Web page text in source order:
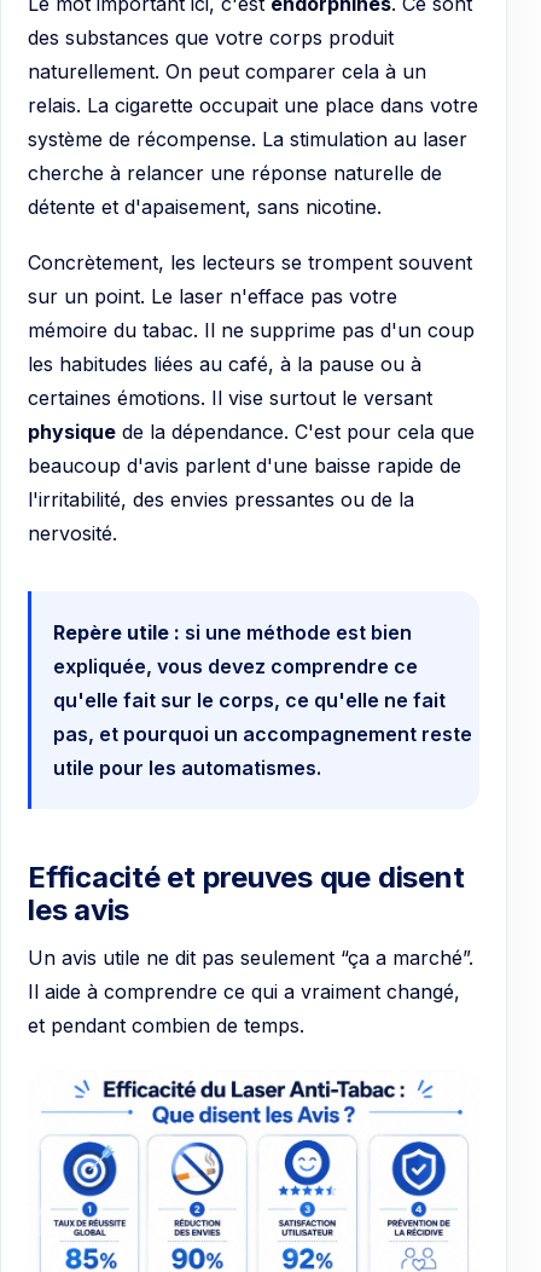
des substances que votre corps produit
naturellement. On peut comparer cela à un
relais. La cigarette occupait une place dans votre
système de récompense. La stimulation au laser
cherche à relancer une réponse naturelle de
détente et d'apaisement, sans nicotine.
Concrètement, les lecteurs se trompent souvent
sur un point. Le laser n'efface pas votre
mémoire du tabac. Il ne supprime pas d'un coup
les habitudes liées au café, à la pause ou à
certaines émotions. Il vise surtout le versant
physique de la dépendance. C'est pour cela que
beaucoup d'avis parlent d'une baisse rapide de
l'irritabilité, des envies pressantes ou de la
nervosité.
Repère utile : si une méthode est bien
expliquée, vous devez comprendre ce
qu'elle fait sur le corps, ce qu'elle ne fait
pas, et pourquoi un accompagnement reste
utile pour les automatismes.
Efficacité et preuves que disent
les avis
Un avis utile ne dit pas seulement “ça a marché”.
Il aide à comprendre ce qui a vraiment changé,
et pendant combien de temps.